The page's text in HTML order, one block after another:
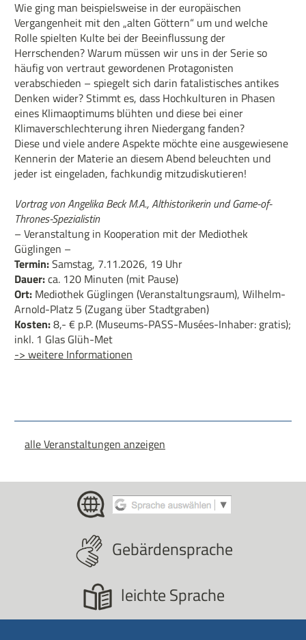
Wie ging man beispielsweise in der europäischen
Vergangenheit mit den „alten Göttern“ um und welche
Rolle spielten Kulte bei der Beeinflussung der
Herrschenden? Warum müssen wir uns in der Serie so
häufig von vertraut gewordenen Protagonisten
verabschieden – spiegelt sich darin fatalistisches antikes
Denken wider? Stimmt es, dass Hochkulturen in Phasen
eines Klimaoptimums blühten und diese bei einer
Klimaverschlechterung ihren Niedergang fanden?
Diese und viele andere Aspekte möchte eine ausgewiesene
Kennerin der Materie an diesem Abend beleuchten und
jeder ist eingeladen, fachkundig mitzudiskutieren!
Vortrag von Angelika Beck M.A., Althistorikerin und Game-of-
Thrones-Spezialistin
– Veranstaltung in Kooperation mit der Mediothek
Güglingen –
Termin:Samstag, 7.11.2026, 19 Uhr
Dauer:ca. 120 Minuten (mit Pause)
Ort: Mediothek Güglingen (Veranstaltungsraum), Wilhelm-
Arnold-Platz 5 (Zugang über Stadtgraben)
Kosten:8,- € p.P. (Museums-PASS-Musées-Inhaber: gratis);
inkl. 1 Glas Glüh-Met
-> weitere Informationen
alle Veranstaltungen anzeigen
Gebärdensprache
leichte Sprache